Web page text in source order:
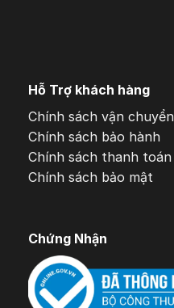
Hỗ Trợ khách hàng
Chính sách vận chuyển
Chính sách bảo hành
Chính sách thanh toán
Chính sách bảo mật
Chứng Nhận